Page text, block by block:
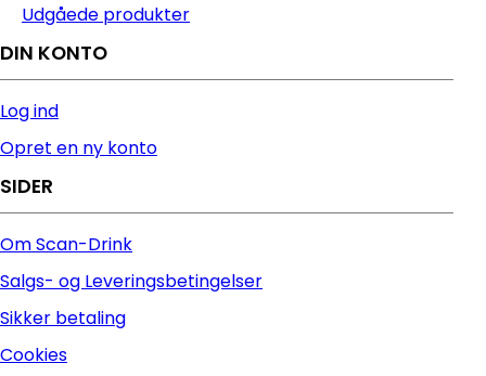
Udgåede produkter
DIN KONTO
Log ind
Opret en ny konto
SIDER
Om Scan-Drink
Salgs- og Leveringsbetingelser
Sikker betaling
Cookies